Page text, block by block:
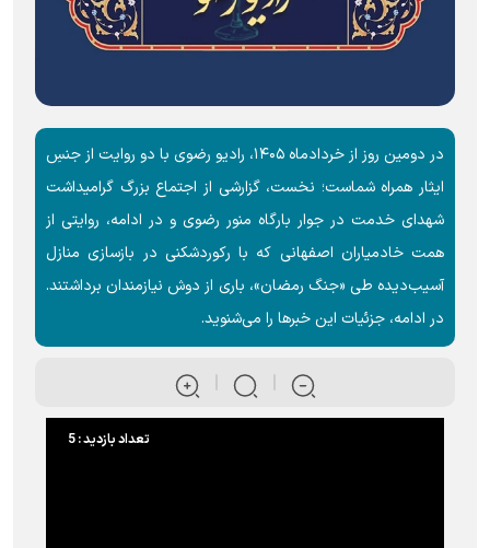
در دومین روز از خردادماه ۱۴۰۵، رادیو رضوی با دو روایت از جنسِ
ایثار همراه شماست؛ نخست، گزارشی از اجتماع بزرگ گرامیداشت
شهدای خدمت در جوار بارگاه منور رضوی و در ادامه، روایتی از
همت خادمیاران اصفهانی که با رکوردشکنی در بازسازی منازل
آسیب‌دیده طی «جنگ رمضان»، باری از دوش نیازمندان برداشتند.
در ادامه، جزئیات این خبرها را می‌شنوید.
تعداد بازدید : 5